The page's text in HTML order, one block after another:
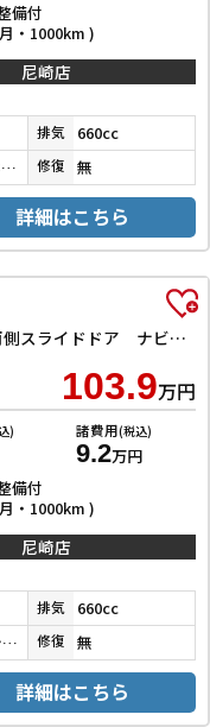
備付
・1000km )
尼崎店
排気 660cc
プレミアムホワイトパールⅡ 修復 無
詳細はこちら
ハイブリッドG ドライブレコーダー 両側スライドドア ナビ TV オートライト スマートキー アイドリングストップ 電動格納ミラー ベンチシート CVT ABS ESC CD エアコン パワーウィンドウ
103.9万円
) 諸費用(税込)
9.2万円
備付
・1000km )
尼崎店
排気 660cc
ブルーイッシュブラックパール３ 修復 無
詳細はこちら